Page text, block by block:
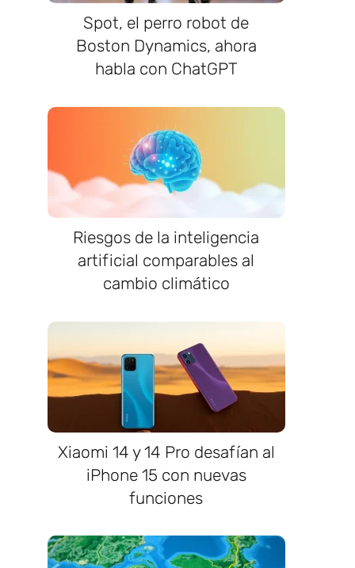
Spot, el perro robot de
Boston Dynamics, ahora
habla con ChatGPT
Riesgos de la inteligencia
artificial comparables al
cambio climático
Xiaomi 14 y 14 Pro desafían al
iPhone 15 con nuevas
funciones